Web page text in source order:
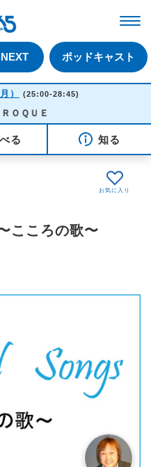
ポッドキャスト
） (25:00-28:45)
ＱＵＥ
る 知る
こころの歌〜